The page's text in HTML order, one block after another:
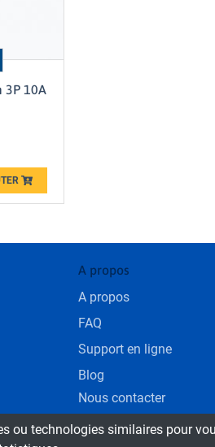
3P 10A
A propos
A propos
FAQ
Support en ligne
Blog
Nous contacter
ou technologies similaires pour